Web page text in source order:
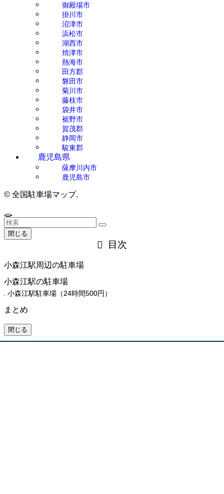
御殿場市
掛川市
沼津市
浜松市
湖西市
焼津市
熱海市
田方郡
磐田市
菊川市
藤枝市
袋井市
裾野市
賀茂郡
静岡市
駿東郡
鹿児島県
薩摩川内市
鹿児島市
© 全国駐車場マップ.
閉じる
目次
小森江駅周辺の駐車場
小森江駅の駐車場
小森江駅駐車場（24時間500円）
まとめ
閉じる